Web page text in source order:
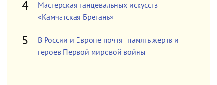
Мастерская танцевальных искусств
«Камчатская Бретань»
В России и Европе почтят память жертв и
героев Первой мировой войны